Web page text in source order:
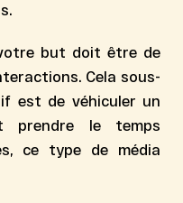
but doit être de
. Cela sous-
est de véhiculer un
prendre le temps
ce type de média